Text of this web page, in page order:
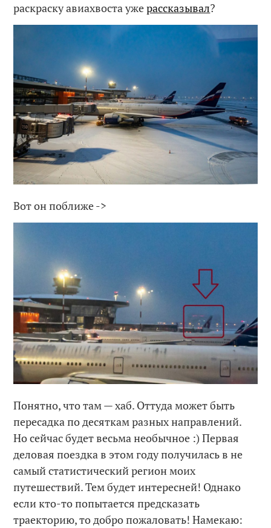
раскраску авиахвоста ужерассказывал?
Вот он поближе ->
Понятно, что там — хаб. Оттуда может быть
пересадка по десяткам разных направлений.
Но сейчас будет весьма необычное :) Первая
деловая поездка в этом году получилась в не
самый статистический регион моих
путешествий. Тем будет интересней! Однако
если кто-то попытается предсказать
траекторию, то добро пожаловать! Намекаю: